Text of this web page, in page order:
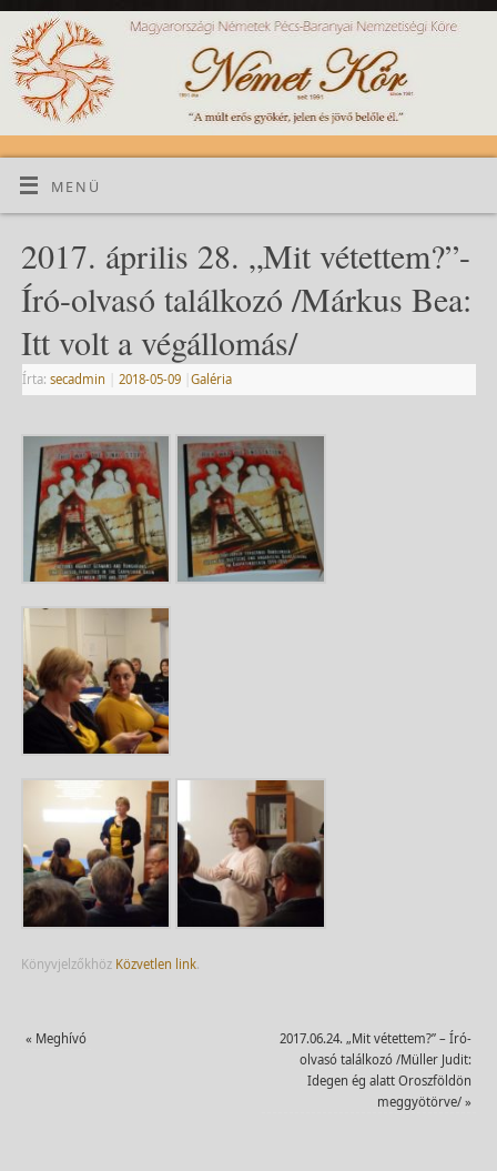
MENÜ
2017. április 28. „Mit vétettem?”-
Író-olvasó találkozó /Márkus Bea:
Itt volt a végállomás/
Írta: secadmin 2018-05-09 Galéria
Könyvjelzőkhöz Közvetlen link.
« Meghívó
2017.06.24. „Mit vétettem?” – Író-
olvasó találkozó /Müller Judit:
Idegen ég alatt Oroszföldön
meggyötörve/»